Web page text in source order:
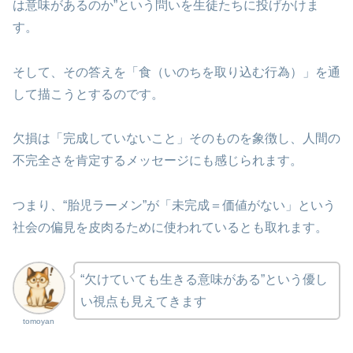
は意味があるのか”という問いを生徒たちに投げかけま
す。
そして、その答えを「食（いのちを取り込む行為）」を通
して描こうとするのです。
欠損は「完成していないこと」そのものを象徴し、人間の
不完全さを肯定するメッセージにも感じられます。
つまり、“胎児ラーメン”が「未完成＝価値がない」という
社会の偏見を皮肉るために使われているとも取れます。
tomoyan
“欠けていても生きる意味がある”という優し
い視点も見えてきます